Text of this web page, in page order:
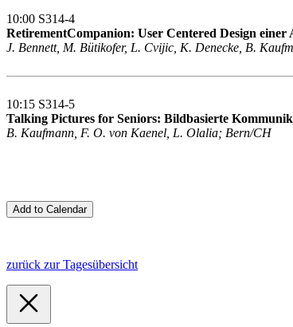
10:00 S314-4
RetirementCompanion: User Centered Design
J. Bennett, M. Bütikofer, L. Cvijic, K. Denecke, B.
10:15 S314-5
Talking Pictures for Seniors: Bildbasierte
B. Kaufmann, F. O. von Kaenel, L. Olalia; Bern/CH
zurück zur Tagesübersicht